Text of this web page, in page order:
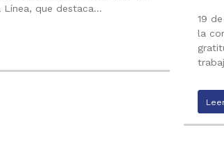
Línea, que destaca…
19
la